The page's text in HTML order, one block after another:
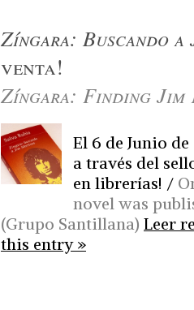
Zíngara: Buscando
venta!
Zíngara: Finding
El 6 de Junio
a través del
en librerías! /
novel was
(Grupo Santillana) Leer
this entry »